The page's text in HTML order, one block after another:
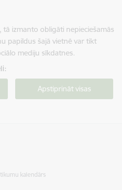
izmanto obligāti nepieciešamās
papildus šajā vietnē var tikt
mediju sīkdatnes.
Apstiprināt visas
kalendārs